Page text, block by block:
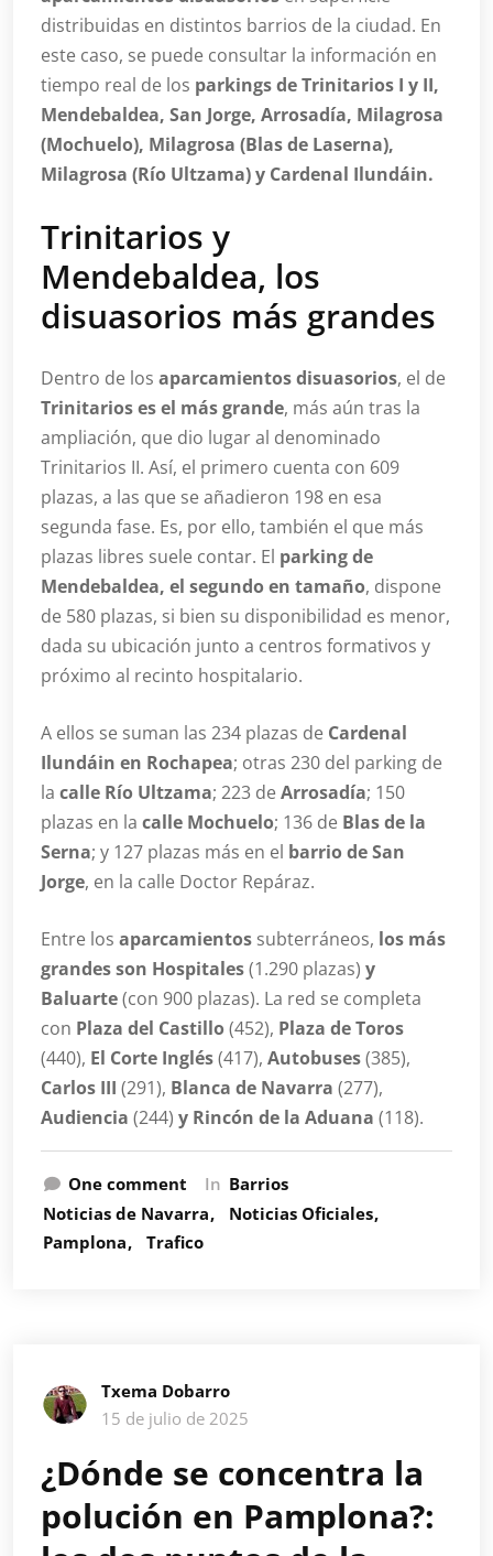
distribuidas en distintos barrios de la ciudad. En
este caso, se puede consultar la información en
tiempo real de los parkings de Trinitarios I y II,
Mendebaldea, San Jorge, Arrosadía, Milagrosa
(Mochuelo), Milagrosa (Blas de Laserna),
Milagrosa (Río Ultzama) y Cardenal Ilundáin.
Trinitarios y
Mendebaldea, los
disuasorios más grandes
Dentro de los aparcamientos disuasorios, el de
Trinitarios es el más grande, más aún tras la
ampliación, que dio lugar al denominado
Trinitarios II. Así, el primero cuenta con 609
plazas, a las que se añadieron 198 en esa
segunda fase. Es, por ello, también el que más
plazas libres suele contar. El parking de
Mendebaldea, el segundo en tamaño, dispone
de 580 plazas, si bien su disponibilidad es menor,
dada su ubicación junto a centros formativos y
próximo al recinto hospitalario.
A ellos se suman las 234 plazas de Cardenal
Ilundáin en Rochapea; otras 230 del parking de
la calle Río Ultzama; 223 de Arrosadía; 150
plazas en la calle Mochuelo; 136 de Blas de la
Serna; y 127 plazas más en el barrio de San
Jorge, en la calle Doctor Repáraz.
Entre los aparcamientos subterráneos, los más
grandes son Hospitales(1.290 plazas) y
Baluarte(con 900 plazas). La red se completa
con Plaza del Castillo(452), Plaza de Toros
(440), El Corte Inglés(417), Autobuses(385),
Carlos III (291), Blanca de Navarra (277),
Audiencia (244) y Rincón de la Aduana (118).
One comment In Barrios
Noticias de Navarra
Noticias Oficiales
Pamplona
Trafico
Txema Dobarro
15 de julio de 2025
¿Dónde se concentra la
polución en Pamplona?: